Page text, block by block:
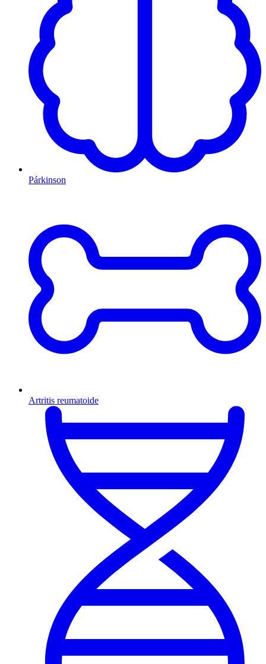
Párkinson
Artritis reumatoide